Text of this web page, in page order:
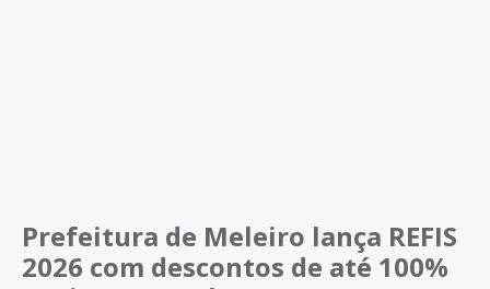
Prefeitura de Meleiro lança REFIS
2026 com descontos de até 100%